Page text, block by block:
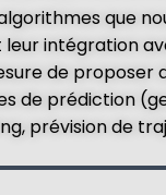
que
intégration
de proposer
de prédiction
prévision de